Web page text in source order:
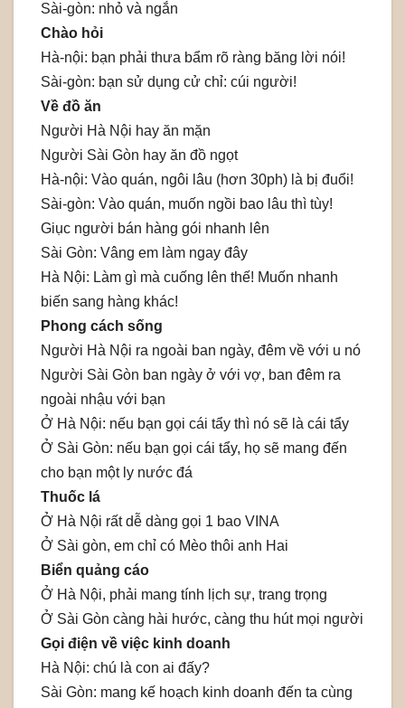
Sài-gòn: nhỏ và ngắn
Chào hỏi
Hà-nội: bạn phải thưa bẩm rõ ràng băng lời nói!
Sài-gòn: bạn sử dụng cử chỉ: cúi người!
Về đồ ăn
Người Hà Nội hay ăn mặn
Người Sài Gòn hay ăn đồ ngọt
Hà-nội: Vào quán, ngôi lâu (hơn 30ph) là bị đuổi!
Sài-gòn: Vào quán, muốn ngồi bao lâu thì tùy!
Giục người bán hàng gói nhanh lên
Sài Gòn: Vâng em làm ngay đây
Hà Nội: Làm gì mà cuống lên thế! Muốn nhanh
biến sang hàng khác!
Phong cách sống
Người Hà Nội ra ngoài ban ngày, đêm về với u nó
Người Sài Gòn ban ngày ở với vợ, ban đêm ra
ngoài nhậu với bạn
Ở Hà Nội: nếu bạn gọi cái tẩy thì nó sẽ là cái tẩy
Ở Sài Gòn: nếu bạn gọi cái tẩy, họ sẽ mang đến
cho bạn một ly nước đá
Thuốc lá
Ở Hà Nội rất dễ dàng gọi 1 bao VINA
Ở Sài gòn, em chỉ có Mèo thôi anh Hai
Biển quảng cáo
Ở Hà Nội, phải mang tính lịch sự, trang trọng
Ở Sài Gòn càng hài hước, càng thu hút mọi người
Gọi điện về việc kinh doanh
Hà Nội: chú là con ai đấy?
Sài Gòn: mang kế hoạch kinh doanh đến ta cùng